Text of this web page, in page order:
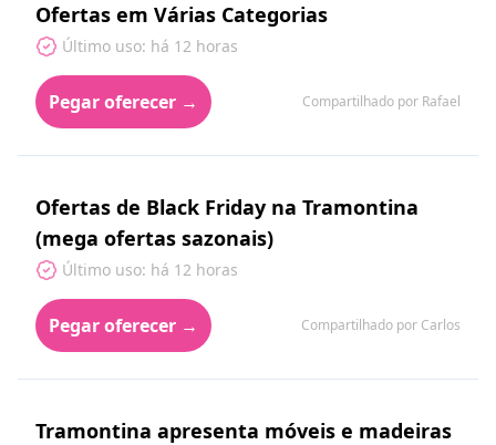
Ofertas em Várias Categorias
Último uso: há 12 horas
Pegar oferecer → Compartilhado por Rafael
Ofertas de Black Friday na Tramontina
(mega ofertas sazonais)
Último uso: há 12 horas
Pegar oferecer → Compartilhado por Carlos
Tramontina apresenta móveis e madeiras